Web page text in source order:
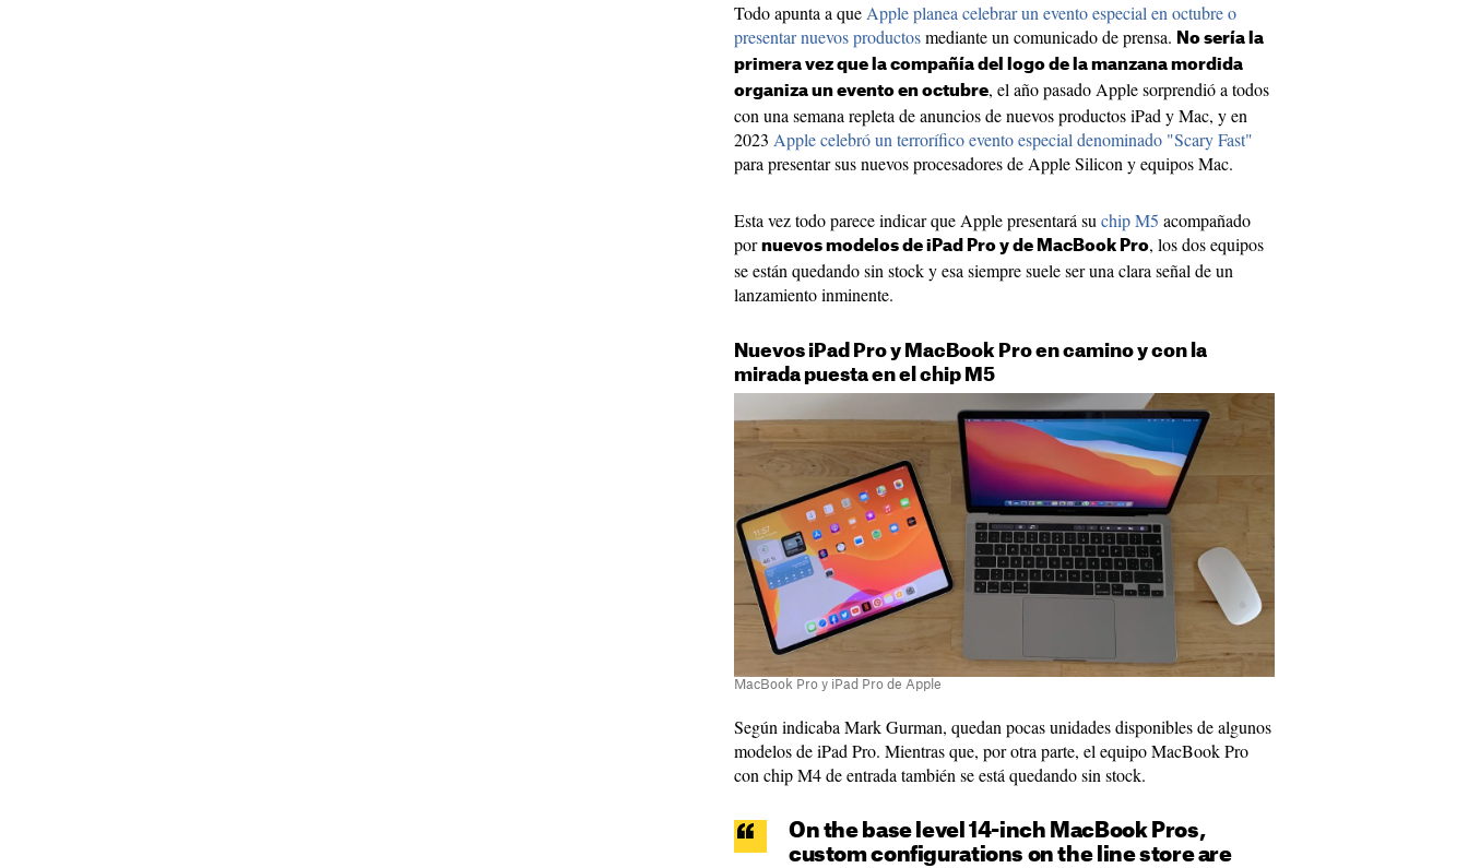
Todo apunta a que Apple planea celebrar un evento especial en octubre o
presentar nuevos productosmediante un comunicado de prensa. No sería la
primera vez que la compañía del logo de la manzana mordida
organiza un evento en octubre, el año pasado Apple sorprendió a todos
con una semana repleta de anuncios de nuevos productos iPad y Mac, y en
2023 Apple celebró un terrorífico evento especial denominado "Scary Fast"
para presentar sus nuevos procesadores de Apple Silicon y equipos Mac.
Esta vez todo parece indicar que Apple presentará su chip M5 acompañado
por nuevos modelos de iPad Pro y de MacBook Pro, los dos equipos
se están quedando sin stock y esa siempre suele ser una clara señal de un
lanzamiento inminente.
Nuevos iPad Pro y MacBook Pro en camino y con la
mirada puesta en el chip M5
MacBook Pro y iPad Pro de Apple
Según indicaba Mark Gurman, quedan pocas unidades disponibles de algunos
modelos de iPad Pro. Mientras que, por otra parte, el equipo MacBook Pro
con chip M4 de entrada también se está quedando sin stock.
On the base level 14-inch MacBook Pros,
custom configurations on the line store are